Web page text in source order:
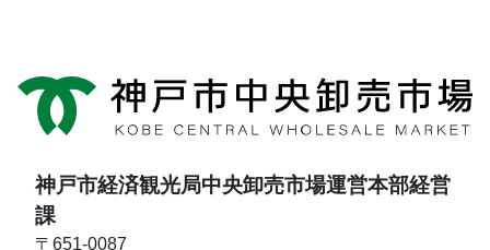
神戸市経済観光局中央卸売市場運営本部経営
課
〒651-0087